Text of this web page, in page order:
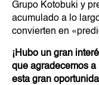
Grupo Kotobuki y
acumulado a lo
convierten en
¡Hubo un gran
que agradecemos
esta gran